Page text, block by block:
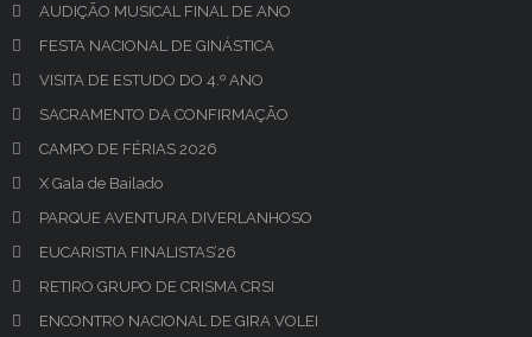
AUDIÇÃO MUSICAL FINAL DE ANO
FESTA NACIONAL DE GINÁSTICA
VISITA DE ESTUDO DO 4.º ANO
SACRAMENTO DA CONFIRMAÇÃO
CAMPO DE FÉRIAS 2026
X Gala de Bailado
PARQUE AVENTURA DIVERLANHOSO
EUCARISTIA FINALISTAS’26
RETIRO GRUPO DE CRISMA CRSI
ENCONTRO NACIONAL DE GIRA VOLEI